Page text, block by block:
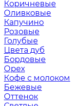
Коричневые
Оливковые
Капучино
Розовые
Голубые
Цвета дуб
Бордовые
Орех
Кофе с молоком
Бежевые
Оттенок